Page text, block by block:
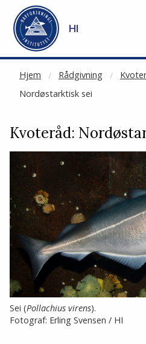
Gå til hovedinnhold
HI
Hjem Rådgivning
Nordøstarktisk sei
NOT CACHED
Kvoteråd:
Sei (Pollachius virens).
Fotograf: Erling Svensen / HI